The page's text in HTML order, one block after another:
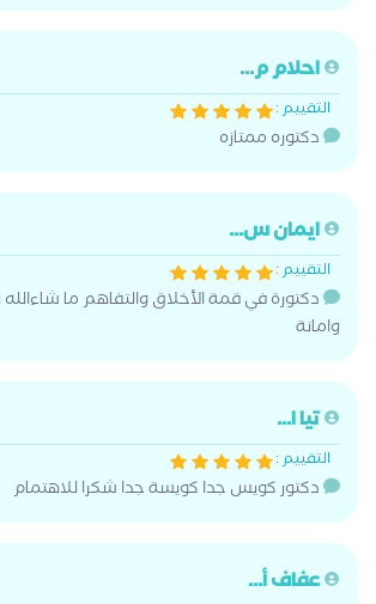
احلام م...
التقييم :
دكتوره ممتازه
ايمان س...
التقييم :
دكتورة في قمة الأخلاق والتفاهم ما
وامانة
تيا ا...
التقييم :
دكتور كويس جدا كويسة جدا شكرا للاهتمام
عفاف أ...